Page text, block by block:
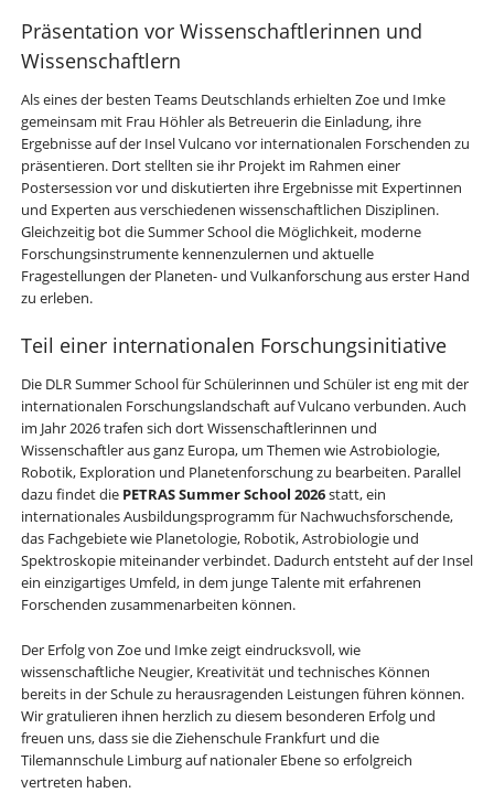
Präsentation vor Wissenschaftlerinnen und
Wissenschaftlern
Als eines der besten Teams Deutschlands erhielten Zoe und Imke
gemeinsam mit Frau Höhler als Betreuerin die Einladung, ihre
Ergebnisse auf der Insel Vulcano vor internationalen Forschenden zu
präsentieren. Dort stellten sie ihr Projekt im Rahmen einer
Postersession vor und diskutierten ihre Ergebnisse mit Expertinnen
und Experten aus verschiedenen wissenschaftlichen Disziplinen.
Gleichzeitig bot die Summer School die Möglichkeit, moderne
Forschungsinstrumente kennenzulernen und aktuelle
Fragestellungen der Planeten- und Vulkanforschung aus erster Hand
zu erleben.
Teil einer internationalen Forschungsinitiative
Die DLR Summer School für Schülerinnen und Schüler ist eng mit der
internationalen Forschungslandschaft auf Vulcano verbunden. Auch
im Jahr 2026 trafen sich dort Wissenschaftlerinnen und
Wissenschaftler aus ganz Europa, um Themen wie Astrobiologie,
Robotik, Exploration und Planetenforschung zu bearbeiten. Parallel
dazu findet die PETRAS Summer School 2026statt, ein
internationales Ausbildungsprogramm für Nachwuchsforschende,
das Fachgebiete wie Planetologie, Robotik, Astrobiologie und
Spektroskopie miteinander verbindet. Dadurch entsteht auf der Insel
ein einzigartiges Umfeld, in dem junge Talente mit erfahrenen
Forschenden zusammenarbeiten können.
Der Erfolg von Zoe und Imke zeigt eindrucksvoll, wie
wissenschaftliche Neugier, Kreativität und technisches Können
bereits in der Schule zu herausragenden Leistungen führen können.
Wir gratulieren ihnen herzlich zu diesem besonderen Erfolg und
freuen uns, dass sie die Ziehenschule Frankfurt und die
Tilemannschule Limburg auf nationaler Ebene so erfolgreich
vertreten haben.